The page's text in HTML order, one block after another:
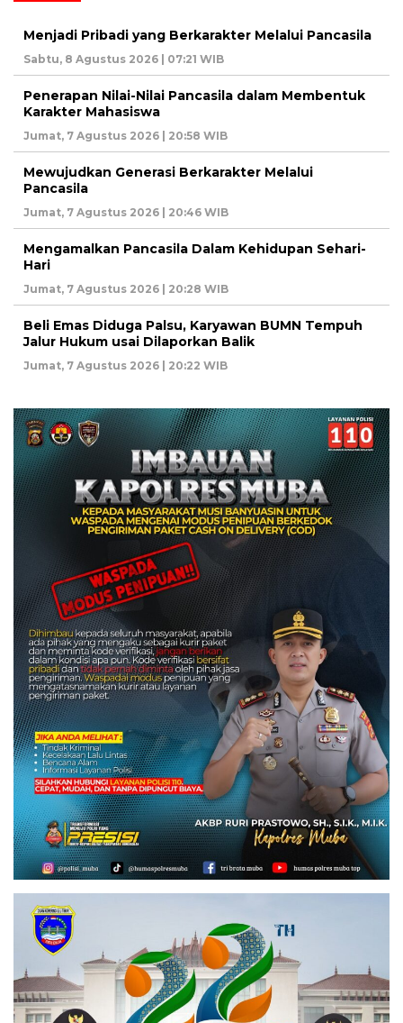
Menjadi Pribadi yang Berkarakter Melalui Pancasila
Sabtu, 8 Agustus 2026 | 07:21 WIB
Penerapan Nilai-Nilai Pancasila dalam Membentuk
Karakter Mahasiswa
Jumat, 7 Agustus 2026 | 20:58 WIB
Mewujudkan Generasi Berkarakter Melalui
Pancasila
Jumat, 7 Agustus 2026 | 20:46 WIB
Mengamalkan Pancasila Dalam Kehidupan Sehari-
Hari
Jumat, 7 Agustus 2026 | 20:28 WIB
Beli Emas Diduga Palsu, Karyawan BUMN Tempuh
Jalur Hukum usai Dilaporkan Balik
Jumat, 7 Agustus 2026 | 20:22 WIB